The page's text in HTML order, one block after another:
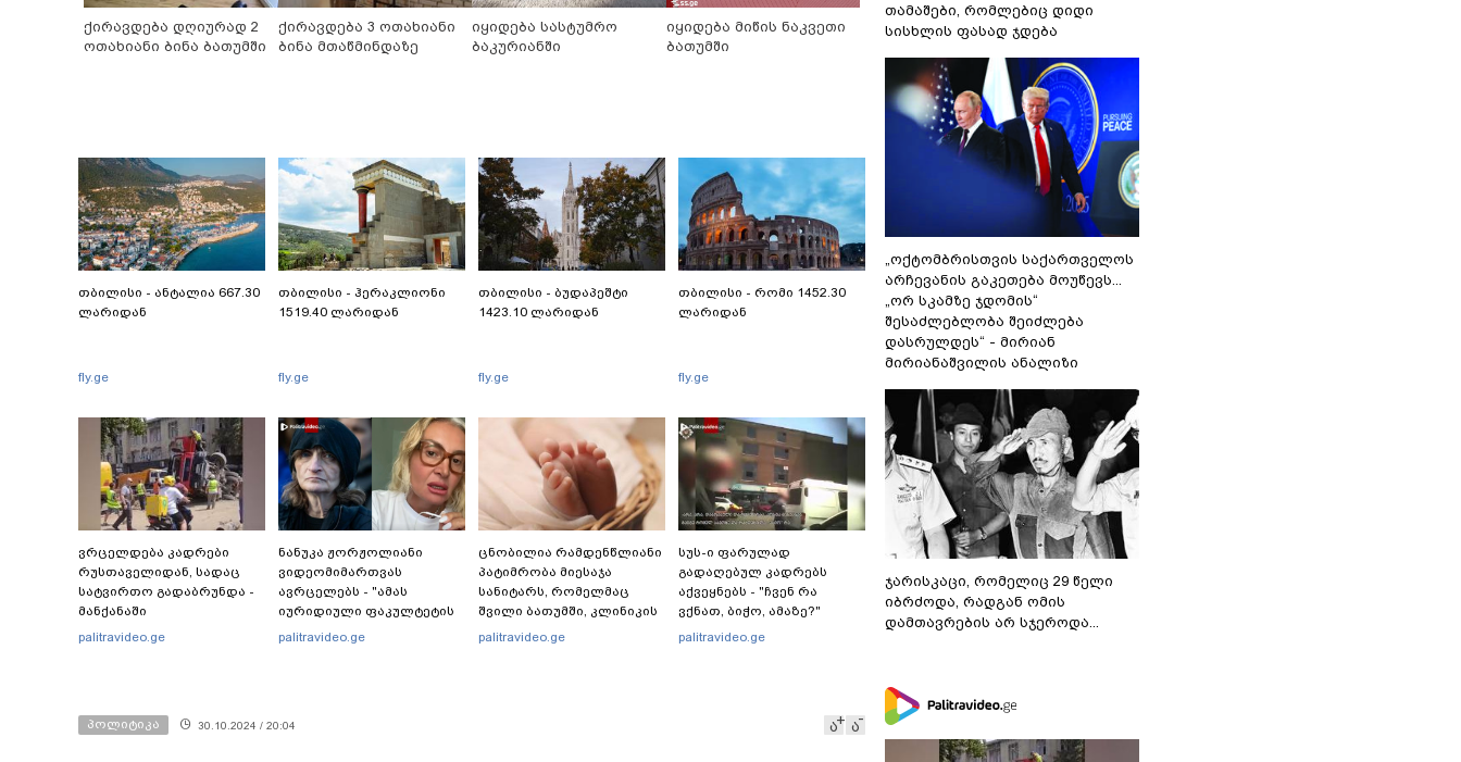
ქირავდება დღიურად 2
ოთახიანი ბინა ბათუმში
ქირავდება 3 ოთახიანი
ბინა მთაწმინდაზე
იყიდება სასტუმრო
ბაკურიანში
იყიდება მიწის ნაკვეთი
ბათუმში
თბილისი - ანტალია 667.30
ლარიდან
fly.ge
თბილისი - ჰერაკლიონი
1519.40 ლარიდან
fly.ge
თბილისი - ბუდაპეშტი
1423.10 ლარიდან
fly.ge
თბილისი - რომი 1452.30
ლარიდან
fly.ge
ვრცელდება კადრები
რუსთაველიდან, სადაც
სატვირთო გადაბრუნდა -
მანქანაში
მცირეწლოვანიც
palitravideo.ge
ნანუკა ჟორჟოლიანი
ვიდეომიმართვას
ავრცელებს - "ამას
იურიდიული ფაკულტეტის
1-ელი კურსის სტუდენტიც
palitravideo.ge
ცნობილია რამდენწლიანი
პატიმრობა მიესაჯა
სანიტარს, რომელმაც
შვილი ბათუმში, კლინიკის
საპირფარეშოში გააჩინა,
palitravideo.ge
სუს-ი ფარულად
გადაღებულ კადრებს
აქვეყნებს - "ჩვენ რა
ვქნათ, ბიჭო, ამაზე?"
palitravideo.ge
პოლიტიკა 30.10.2024 / 20:04 ა ა
თამაშები, რომლებიც დიდი
სისხლის ფასად ჯდება
„ოქტომბრისთვის საქართველოს
არჩევანის გაკეთება მოუწევს...
„ორ სკამზე ჯდომის“
შესაძლებლობა შეიძლება
დასრულდეს“ - მირიან
მირიანაშვილის ანალიზი
ჯარისკაცი, რომელიც 29 წელი
იბრძოდა, რადგან ომის
დამთავრების არ სჯეროდა...